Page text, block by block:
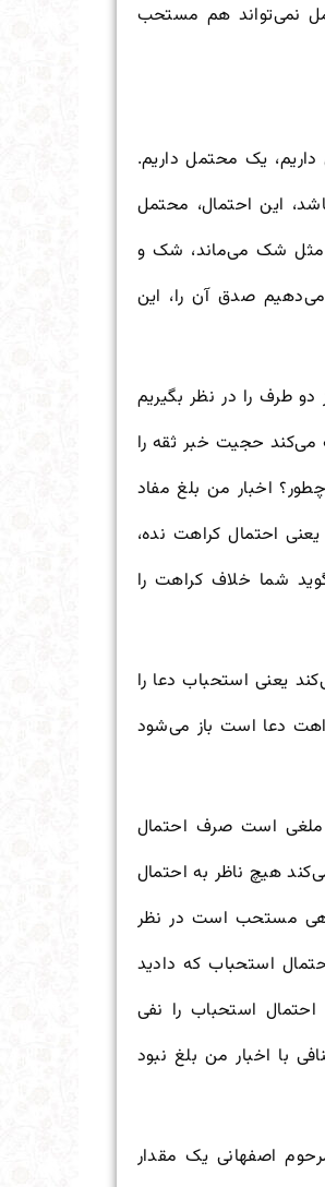
نمی‌تواند هم مستحب
یک محتمل داریم.
این احتمال، محتمل
مثل شک می‌ماند، شک و
صدق آن را، این
طرف را در نظر بگیریم
می‌کند حجیت خبر ثقه را
اخبار من بلغ مفاد
احتمال کراهت نده،
شما خلاف کراهت را
یعنی استحباب دعا را
دعا است باز می‌شود
ملغی است صرف احتمال
هیچ ناظر به احتمال
مستحب است در نظر
استحباب که دادید
استحباب را نفی
با اخبار من بلغ نبود
اصفهانی یک مقدار